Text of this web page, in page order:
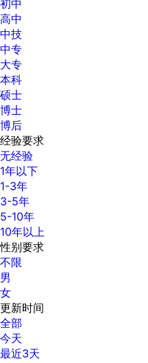
初中
高中
中技
中专
大专
本科
硕士
博士
博后
经验要求
无经验
1年以下
1-3年
3-5年
5-10年
10年以上
性别要求
不限
男
女
更新时间
全部
今天
最近3天